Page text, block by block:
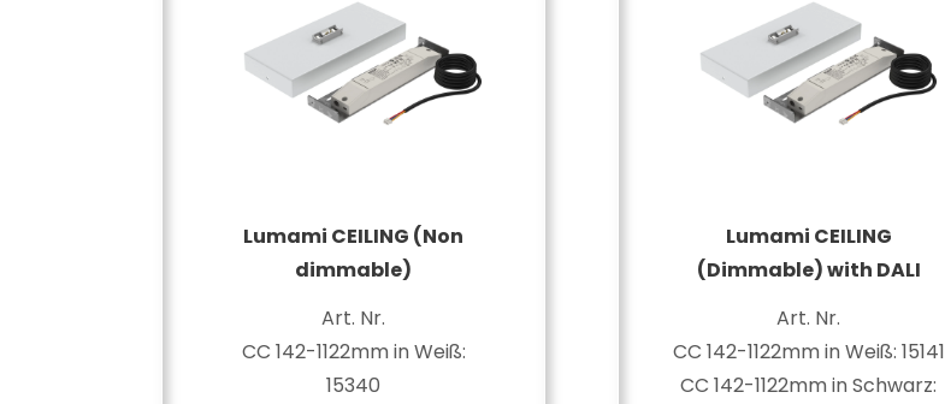
Lumami CEILING (Non
dimmable)
Art. Nr.
CC 142-1122mm in Weiß:
15340
Lumami CEILING
(Dimmable) with DALI
Art. Nr.
CC 142-1122mm in Weiß: 15141
CC 142-1122mm in Schwarz: